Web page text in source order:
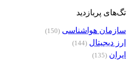
تگ‌های پربازدید
سازمان هواشناسی (150)
ارز دیجیتال (144)
ایران (135)